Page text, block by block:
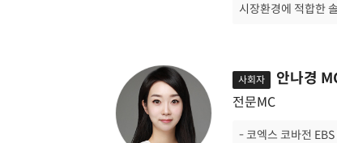
시장환경에 적합한
사회자 안나경
전문MC
- 코엑스 코바전 EBS